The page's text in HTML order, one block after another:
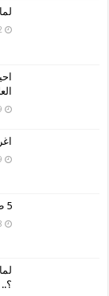
5 طرق لتربية الاطفال تربية مثالية !